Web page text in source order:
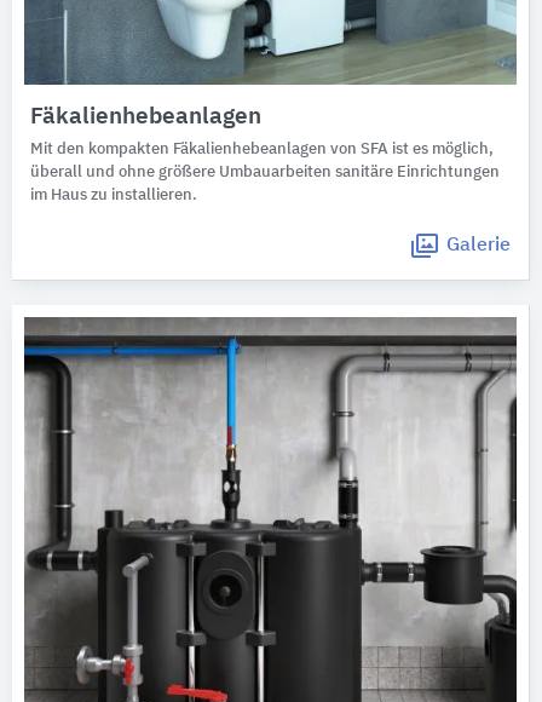
Fäkalienhebeanlagen
Mit den kompakten Fäkalienhebeanlagen von SFA ist es möglich,
überall und ohne größere Umbauarbeiten sanitäre Einrichtungen
im Haus zu installieren.
Galerie